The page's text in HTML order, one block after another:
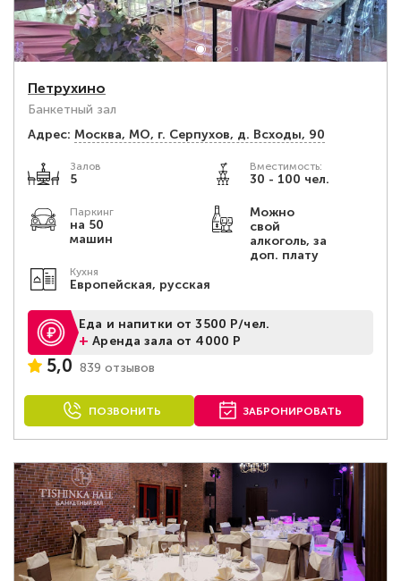
Петрухино
Банкетный зал
Адрес: Москва, МО, г. Серпухов, д. Всходы, 90
Залов
5
Вместимость:
30 - 100 чел.
Паркинг
на 50
машин
Можно
свой
алкоголь, за
доп. плату
Кухня
Европейская, русская
Еда и напитки от 3500 Р/чел.
+Аренда зала от 4000 Р
5,0 839 отзывов
ПОЗВОНИТЬ ЗАБРОНИРОВАТЬ